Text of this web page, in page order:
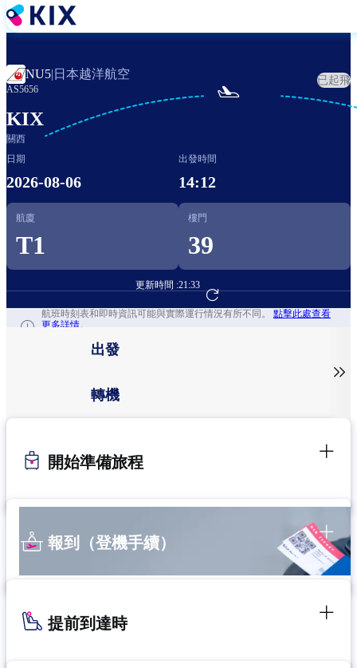
移
至
內
容
NU5| 日本越洋航空
AS5656
已起飛
KIX
關西

日期
2026-08-06
出發時間
14:12
航廈
T1
樓門
39
更新時間 :21:33
前往航班預訂
航班時刻表和即時資訊可能與實際運行情況有所不同。 點擊此處查看
更多詳情。
出發
轉機

開始準備旅程
報到（登機手續）
提前到達時